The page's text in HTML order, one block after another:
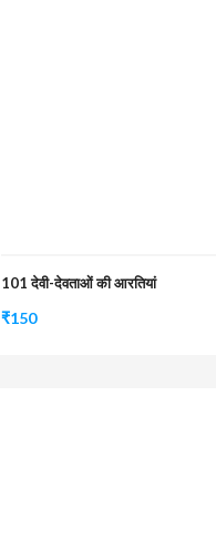
101 देवी-देवताओं की आरतियां
₹150